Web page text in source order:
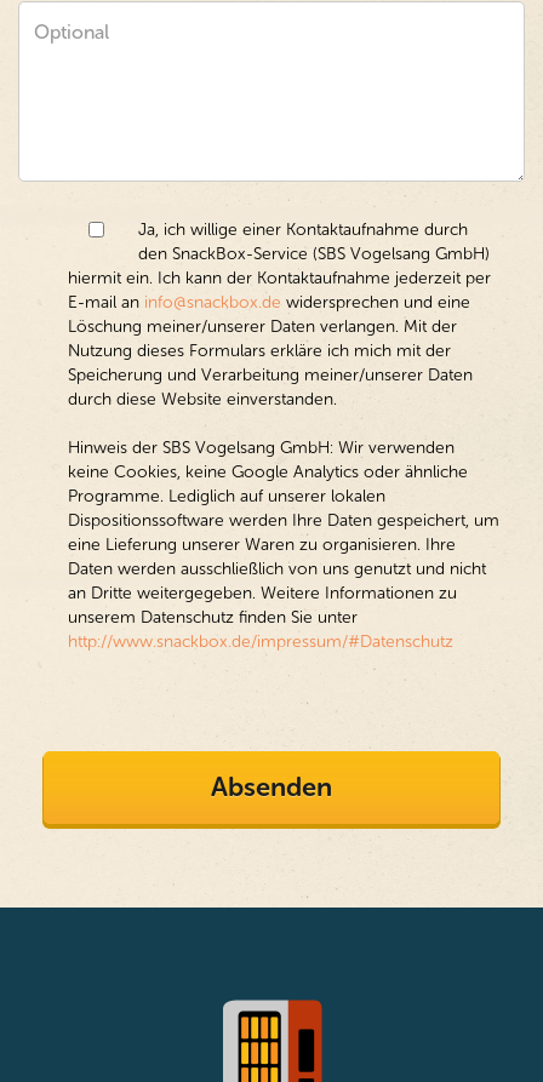
Ja, ich willige einer Kontaktaufnahme durch
den SnackBox-Service (SBS Vogelsang GmbH)
hiermit ein. Ich kann der Kontaktaufnahme jederzeit per
E-mail an info@snackbox.de widersprechen und eine
Löschung meiner/unserer Daten verlangen. Mit der
Nutzung dieses Formulars erkläre ich mich mit der
Speicherung und Verarbeitung meiner/unserer Daten
durch diese Website einverstanden.
Hinweis der SBS Vogelsang GmbH: Wir verwenden
keine Cookies, keine Google Analytics oder ähnliche
Programme. Lediglich auf unserer lokalen
Dispositionssoftware werden Ihre Daten gespeichert, um
eine Lieferung unserer Waren zu organisieren. Ihre
Daten werden ausschließlich von uns genutzt und nicht
an Dritte weitergegeben. Weitere Informationen zu
unserem Datenschutz finden Sie unter
http://www.snackbox.de/impressum/#Datenschutz